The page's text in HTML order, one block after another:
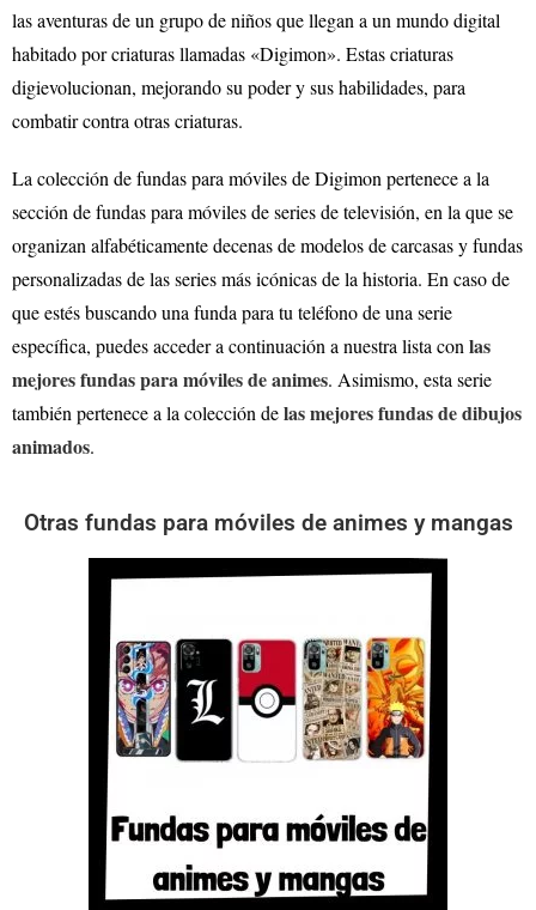
las aventuras de un grupo de niños que llegan a un mundo digital
habitado por criaturas llamadas «Digimon». Estas criaturas
digievolucionan, mejorando su poder y sus habilidades, para
combatir contra otras criaturas.
La colección de fundas para móviles de Digimon pertenece a la
sección de fundas para móviles de series de televisión, en la que se
organizan alfabéticamente decenas de modelos de carcasas y fundas
personalizadas de las series más icónicas de la historia. En caso de
que estés buscando una funda para tu teléfono de una serie
específica, puedes acceder a continuación a nuestra lista con las
mejores fundas para móviles de animes. Asimismo, esta serie
también pertenece a la colección delas mejores fundas de dibujos
animados.
Otras fundas para móviles de animes y mangas